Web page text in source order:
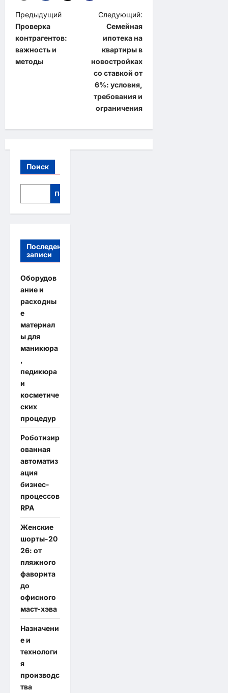
Н
а
в
и
и
а
и
и
Предыдущий
Проверка
контрагентов:
важность и
методы
Следующий:
Семейная
ипотека на
квартиры в
новостройках
со ставкой от
6%: условия,
требования и
ограничения
Поиск
Поиск
Последение
записи
Оборудов
ание и
расходны
е
материал
ы для
маникюра
,
педикюра
и
косметиче
ских
процедур
Роботизир
ованная
автоматиз
ация
бизнес-
процессов
RPA
Женские
шорты-20
26: от
пляжного
фаворита
до
офисного
маст-хэва
Назначени
е и
технологи
я
производс
тва